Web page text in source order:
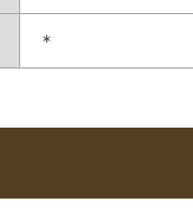
＊